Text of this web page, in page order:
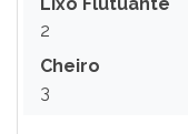
2
Cheiro
3